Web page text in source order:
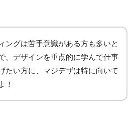
ングは苦手意識がある方も多いと
、デザインを重点的に学んで仕事
たい方に、マジデザは特に向いて
！